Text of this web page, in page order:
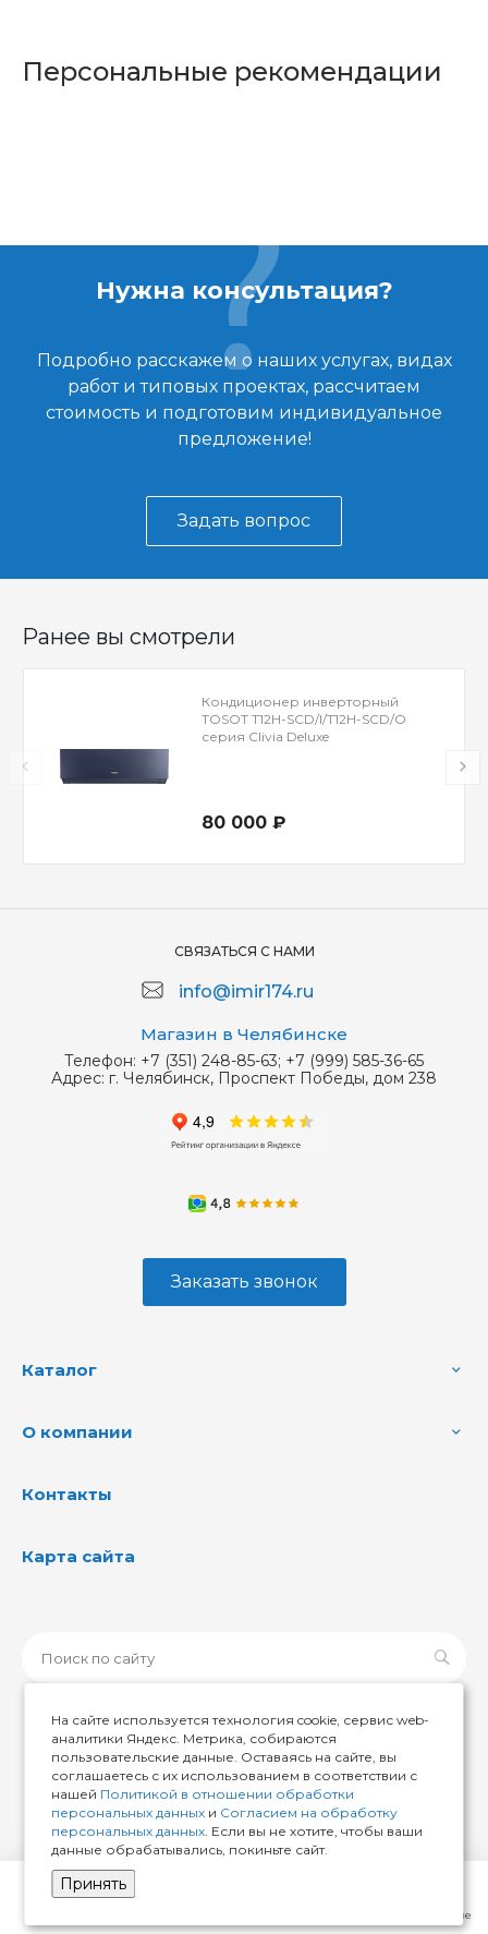
Сравнение
Персональные рекомендации
Нужна консультация?
Подробно расскажем о наших услугах, видах
работ и типовых проектах, рассчитаем
стоимость и подготовим индивидуальное
предложение!
Задать вопрос
Ранее вы смотрели
Кондиционер инверторный
TOSOT T12H-SCD/I/T12H-SCD/O
серия Clivia Deluxe
80 000 ₽
СВЯЗАТЬСЯ С НАМИ
info@imir174.ru
Магазин в Челябинске
Телефон: +7 (351) 248-85-63; +7 (999) 585-36-65
Адрес: г. Челябинск, Проспект Победы, дом 238
Заказать звонок
Каталог
О компании
Контакты
Карта сайта
© 2026 ИМИР174, Все права защищены
На сайте используется технология cookie, сервис web-
аналитики Яндекс. Метрика, собираются
пользовательские данные. Оставаясь на сайте, вы
соглашаетесь с их использованием в соответствии с
нашей Политикой в отношении обработки
персональных данных и Согласием на обработку
персональных данных. Если вы не хотите, чтобы ваши
данные обрабатывались, покиньте сайт.
Принять